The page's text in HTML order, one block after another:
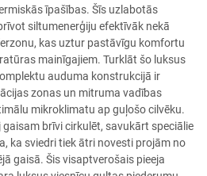
īpašības. Šīs uzlabotās
siltumenerģiju efektīvāk nekā
kas uztur pastāvīgu komfortu
mainīgajiem. Turklāt šo luksus
auduma konstrukcijā ir
zonas un mitruma vadības
mikroklimatu ap guļošo cilvēku.
brīvi cirkulēt, savukārt speciālie
ka sviedri tiek ātri novesti projām no
gaisā. Šis visaptverošais pieeja